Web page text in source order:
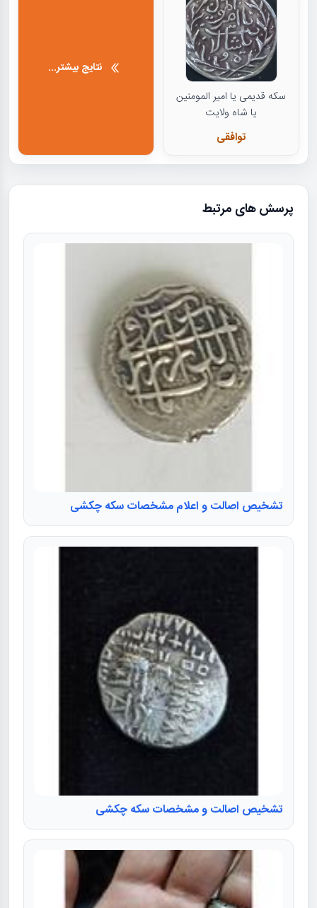
سکه قدیمی یا امیر المومنین
یا شاه ولایت
توافقی
نتایج بیشتر...
پرسش های مرتبط
تشخیص اصالت و اعلام مشخصات سکه چکشی
تشخیص اصالت و مشخصات سکه چکشی